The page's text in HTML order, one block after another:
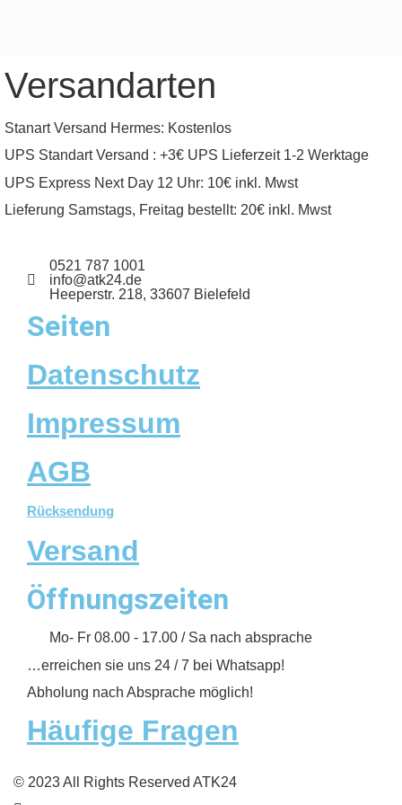
Versandarten
Stanart Versand Hermes: Kostenlos
UPS Standart Versand : +3€ UPS Lieferzeit 1-2 Werktage
UPS Express Next Day 12 Uhr: 10€ inkl. Mwst
Lieferung Samstags, Freitag bestellt: 20€ inkl. Mwst
0521 787 1001
info@atk24.de
Heeperstr. 218, 33607 Bielefeld
Seiten
Datenschutz
Impressum
AGB
Rücksendung
Versand
Öffnungszeiten
Mo- Fr 08.00 - 17.00 / Sa nach absprache
…erreichen sie uns 24 / 7 bei Whatsapp!
Abholung nach Absprache möglich!
Häufige Fragen
© 2023 All Rights Reserved ATK24